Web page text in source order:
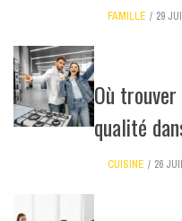
FAMILLE 29
Où
qualité
CUISINE 26